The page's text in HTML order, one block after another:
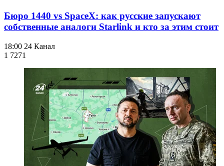
Бюро 1440 vs SpaceX: как русские запускают
собственные аналоги Starlink и кто за этим стоит
18:00 24 Канал
1 7271